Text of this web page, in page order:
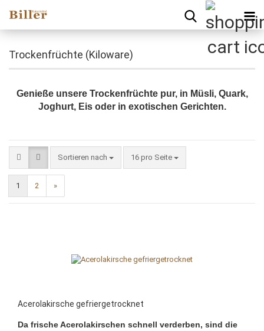
Trockenfrüchte (Kiloware)
Genieße unsere Trockenfrüchte pur, in Müsli, Quark,
Joghurt, Eis oder in exotischen Gerichten.
Sortieren nach
Sortieren nach 16 pro Seite
pro Seite
1 2 »
Acerolakirsche gefriergetrocknet
Da frische Acerolakirschen schnell verderben, sind die